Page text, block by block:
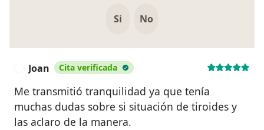
Si No
Joan Cita verificada
Me transmitió tranquilidad ya que tenía
muchas dudas sobre si situación de tiroides y
las aclaro de la manera.